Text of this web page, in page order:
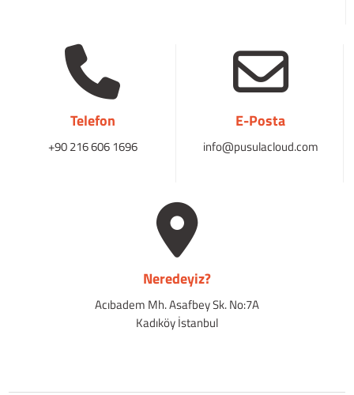
Telefon
+90 216 606 1696
E-Posta
info@pusulacloud.com
Neredeyiz?
Acıbadem Mh. Asafbey Sk. No:7A
Kadıköy İstanbul